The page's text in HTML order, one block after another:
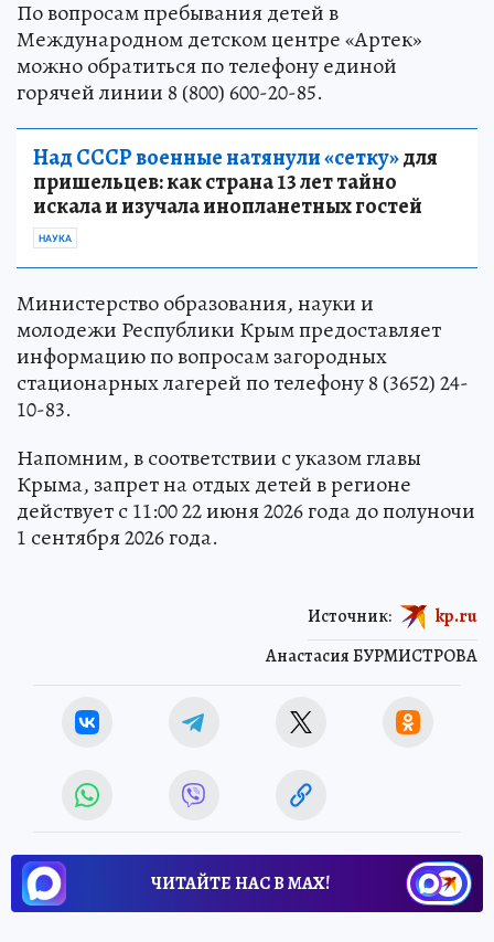
По вопросам пребывания детей в
Международном детском центре «Артек»
можно обратиться по телефону единой
горячей линии 8 (800) 600-20-85.
Над СССР военные натянули «сетку»для
пришельцев: как страна 13 лет тайно
искала и изучала инопланетных гостей
НАУКА
Министерство образования, науки и
молодежи Республики Крым предоставляет
информацию по вопросам загородных
стационарных лагерей по телефону 8 (3652) 24-
10-83.
Напомним, в соответствии с указом главы
Крыма, запрет на отдых детей в регионе
действует с 11:00 22 июня 2026 года до полуночи
1 сентября 2026 года.
Анастасия БУРМИСТРОВА
Источник: kp.ru
ЧИТАЙТЕ НАС В МАХ!